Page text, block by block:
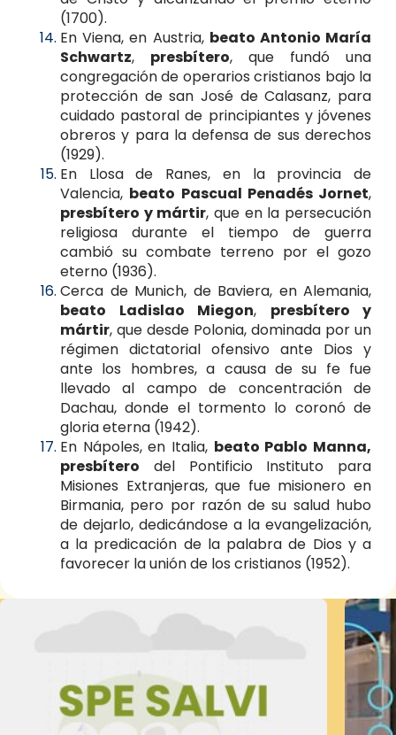
(1700).
En Viena, en Austria, beato Antonio María
Schwartz, presbítero, que fundó una
congregación de operarios cristianos bajo la
protección de san José de Calasanz, para
cuidado pastoral de principiantes y jóvenes
obreros y para la defensa de sus derechos
(1929).
En Llosa de Ranes, en la provincia de
Valencia, beato Pascual Penadés Jornet,
presbítero y mártir, que en la persecución
religiosa durante el tiempo de guerra
cambió su combate terreno por el gozo
eterno (1936).
Cerca de Munich, de Baviera, en Alemania,
beato Ladislao Miegon, presbítero y
mártir, que desde Polonia, dominada por un
régimen dictatorial ofensivo ante Dios y
ante los hombres, a causa de su fe fue
llevado al campo de concentración de
Dachau, donde el tormento lo coronó de
gloria eterna (1942).
En Nápoles, en Italia, beato Pablo Manna,
presbítero del Pontificio Instituto para
Misiones Extranjeras, que fue misionero en
Birmania, pero por razón de su salud hubo
de dejarlo, dedicándose a la evangelización,
a la predicación de la palabra de Dios y a
favorecer la unión de los cristianos (1952).